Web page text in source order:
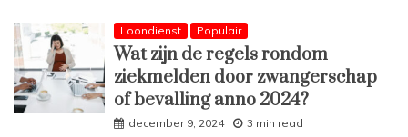
Loondienst Populair
Wat zijn de regels rondom
ziekmelden door zwangerschap
of bevalling anno 2024?
december 9, 2024 3 min read